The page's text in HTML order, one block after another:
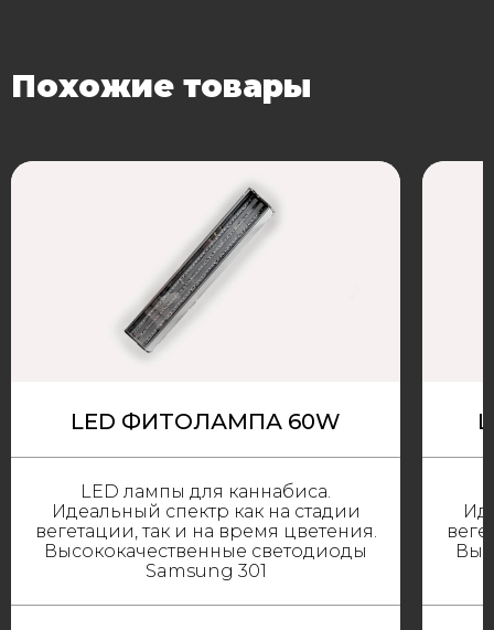
Похожие товары
LED ФИТОЛАМПА 60W
LED лампы для каннабиса.
Идеальный спектр как на стадии
вегетации, так и на время цветения.
Высококачественные светодиоды
Samsung 301